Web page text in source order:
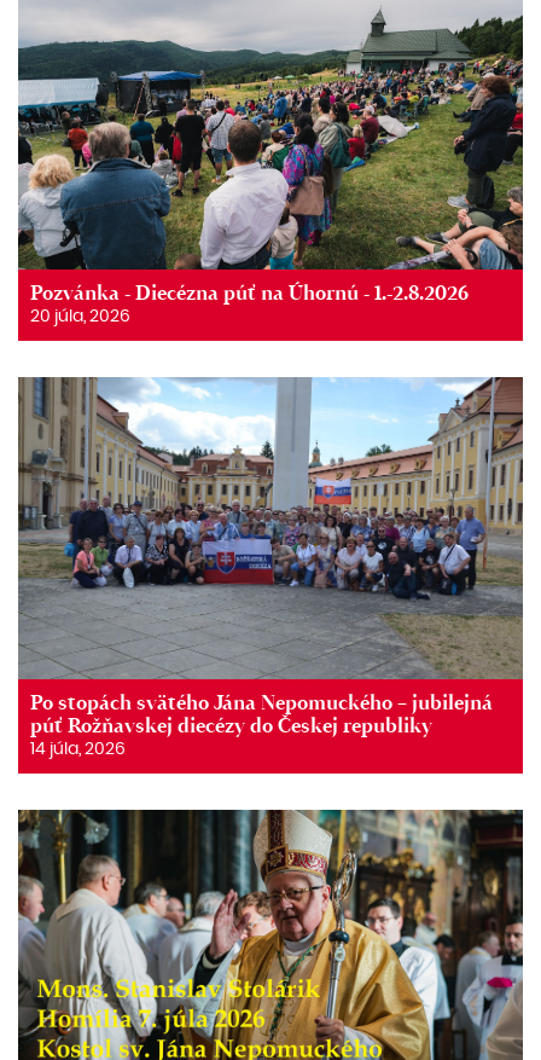
Pozvánka - Diecézna púť na Úhornú - 1.-2.8.2026
20 júla, 2026
Po stopách svätého Jána Nepomuckého – jubilejná
púť Rožňavskej diecézy do Českej republiky
14 júla, 2026